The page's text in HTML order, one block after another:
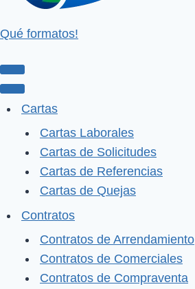
Qué formatos!
Menú
de
navegación
Menú
de
navegación
Cartas
Cartas Laborales
Cartas de Solicitudes
Cartas de Referencias
Cartas de Quejas
Contratos
Contratos de Arrendamiento
Contratos de Comerciales
Contratos de Compraventa